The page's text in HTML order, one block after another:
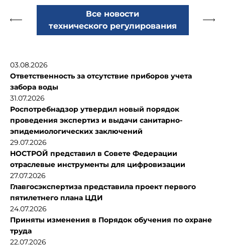
Все новости
технического регулирования
03.08.2026
Ответственность за отсутствие приборов учета
забора воды
31.07.2026
Роспотребнадзор утвердил новый порядок
проведения экспертиз и выдачи санитарно-
эпидемиологических заключений
29.07.2026
НОСТРОЙ представил в Совете Федерации
отраслевые инструменты для цифровизации
27.07.2026
Главгосэкспертиза представила проект первого
пятилетнего плана ЦДИ
24.07.2026
Приняты изменения в Порядок обучения по охране
труда
22.07.2026